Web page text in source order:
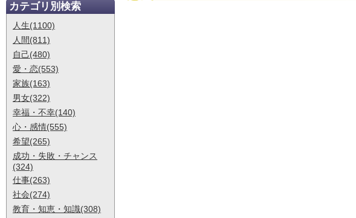
カテゴリ別検索
人生(1100)
人間(811)
自己(480)
愛・恋(553)
家族(163)
男女(322)
幸福・不幸(140)
心・感情(555)
希望(265)
成功・失敗・チャンス
(324)
仕事(263)
社会(274)
教育・知恵・知識(308)